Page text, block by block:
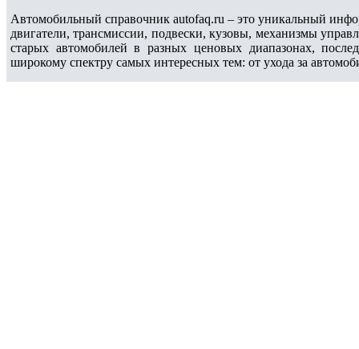
Автомобильный справочник autofaq.ru – это уникальный
двигатели, трансмиссии, подвески, кузовы, механизмы
старых автомобилей в разных ценовых диапазонах,
широкому спектру самых интересных тем: от ухода за